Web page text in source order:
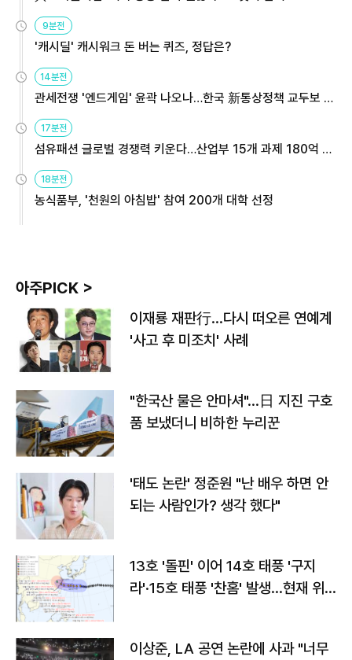
9분전
'캐시딜' 캐시워크 돈 버는 퀴즈, 정답은?
14분전
관세전쟁 '엔드게임' 윤곽 나오나…한국 新통상정책 교두보 활
용해야
17분전
섬유패션 글로벌 경쟁력 키운다…산업부 15개 과제 180억 지
원
18분전
농식품부, '천원의 아침밥' 참여 200개 대학 선정
아주PICK >
이재룡 재판行…다시 떠오른 연예계
'사고 후 미조치' 사례
"한국산 물은 안마셔"…日 지진 구호
품 보냈더니 비하한 누리꾼
'태도 논란' 정준원 "난 배우 하면 안
되는 사람인가? 생각 했다"
13호 '돌핀' 이어 14호 태풍 '구지
라'·15호 태풍 '찬홈' 발생…현재 위
이상준, LA 공연 논란에 사과 "너무